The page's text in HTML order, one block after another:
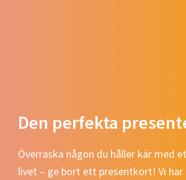
Den perfekta
Överraska någon du håller kär med
livet – ge bort ett presentkort! Vi